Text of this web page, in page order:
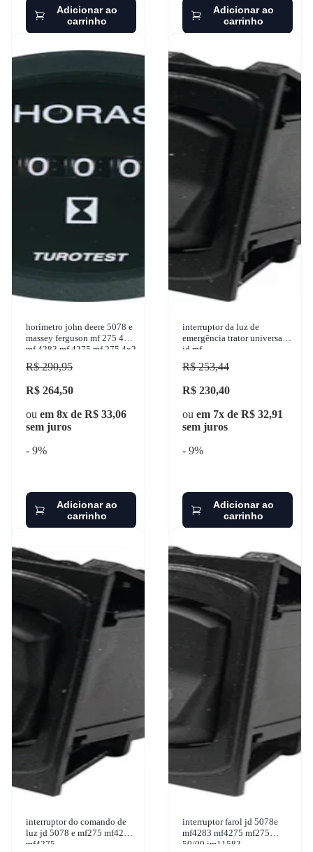
Adicionar ao
carrinho
Adicionar ao
carrinho
horímetro john deere 5078 e
massey ferguson mf 275 4x4
mf 4283 mf 4275 mf 275 4x2
1950-2017 turotest - 300285
R$ 290,95
R$ 264,50
ou em 8x de R$ 33,06
sem juros
- 9%
Adicionar ao
carrinho
interruptor da luz de
emergência trator universal
jd mf
R$ 253,44
R$ 230,40
ou em 7x de R$ 32,91
sem juros
- 9%
Adicionar ao
carrinho
interruptor do comando de
luz jd 5078 e mf275 mf4283
mf4275
interruptor farol jd 5078e
mf4283 mf4275 mf275
50/09 im11583